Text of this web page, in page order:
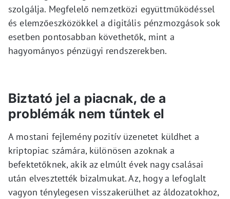
szolgálja. Megfelelő nemzetközi együttműködéssel
és elemzőeszközökkel a digitális pénzmozgások sok
esetben pontosabban követhetők, mint a
hagyományos pénzügyi rendszerekben.
Biztató jel a piacnak, de a
problémák nem tűntek el
A mostani fejlemény pozitív üzenetet küldhet a
kriptopiac számára, különösen azoknak a
befektetőknek, akik az elmúlt évek nagy csalásai
után elvesztették bizalmukat. Az, hogy a lefoglalt
vagyon ténylegesen visszakerülhet az áldozatokhoz,